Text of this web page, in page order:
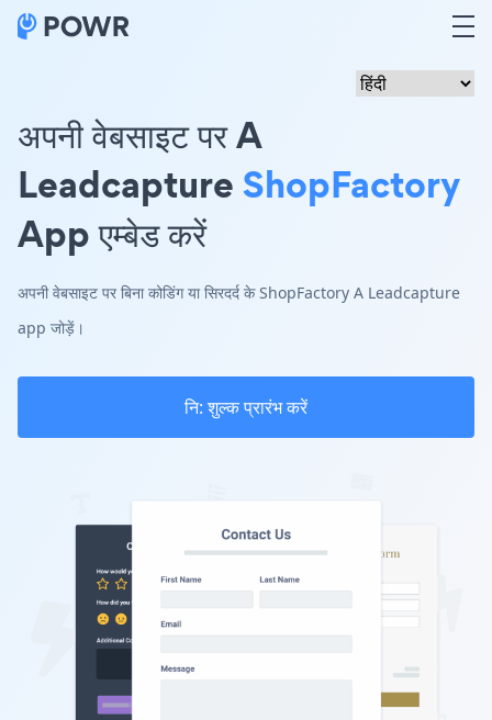
अपनी वेबसाइट पर A
LeadcaptureShopFactory
App एम्बेड करें
अपनी वेबसाइट पर बिना कोडिंग या सिरदर्द के ShopFactory A Leadcapture
app जोड़ें।
नि: शुल्क प्रारंभ करें